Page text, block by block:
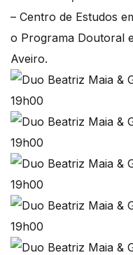
– Centro de Estudos
o Programa Doutoral
Aveiro.